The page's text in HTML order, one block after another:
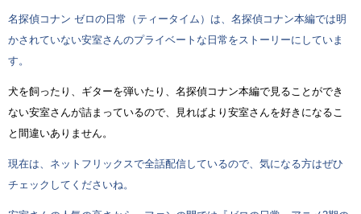
名探偵コナン ゼロの日常（ティータイム）は、名探偵コナン本編では明
かされていない安室さんのプライベートな日常をストーリーにしていま
す。
犬を飼ったり、ギターを弾いたり、名探偵コナン本編で見ることができ
ない安室さんが詰まっているので、見ればより安室さんを好きになるこ
と間違いありません。
現在は、ネットフリックスで全話配信しているので、気になる方はぜひ
チェックしてくださいね。